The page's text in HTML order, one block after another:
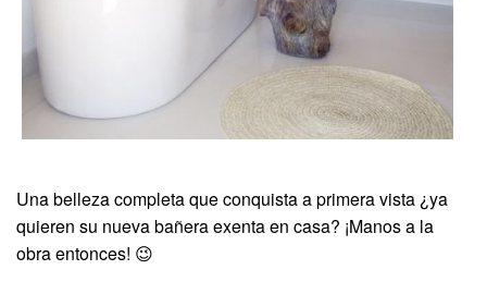
Una belleza completa que conquista a primera vista ¿ya
quieren su nueva bañera exenta en casa? ¡Manos a la
obra entonces! 😉